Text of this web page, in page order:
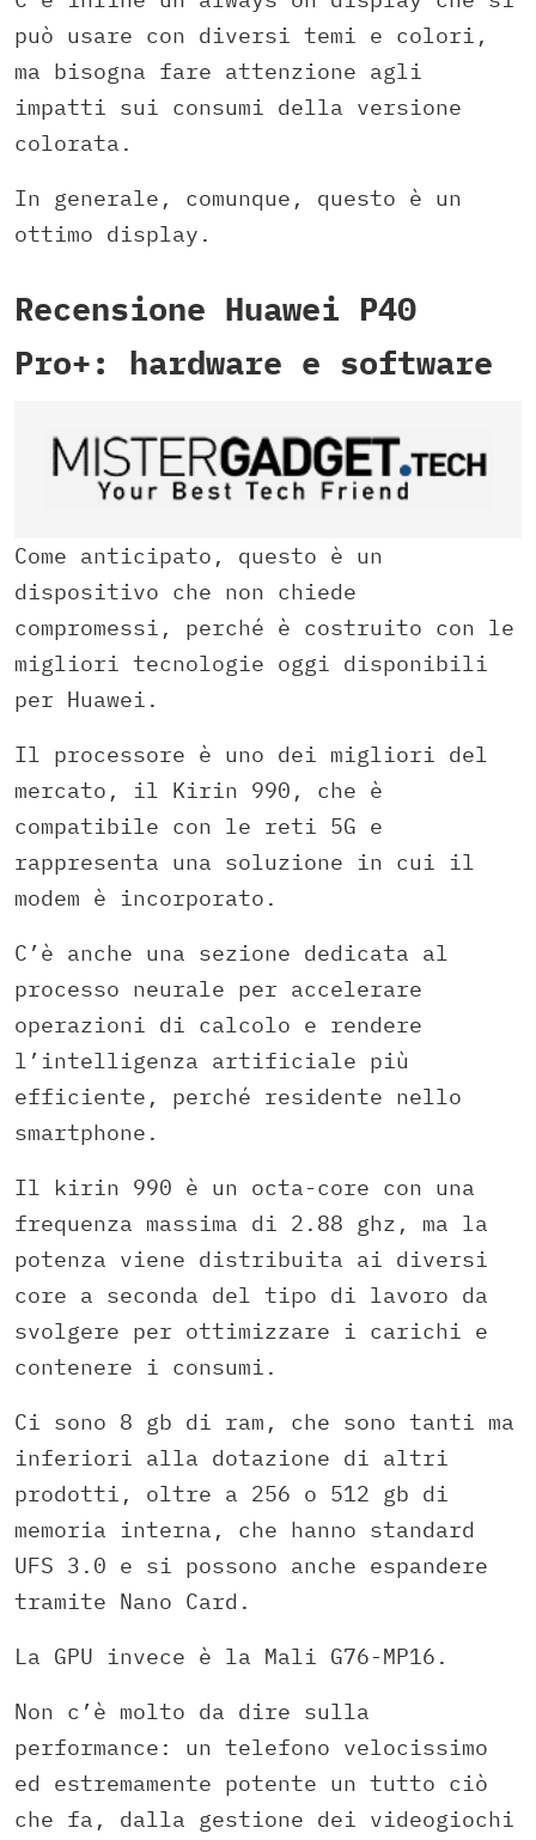
può usare con diversi temi e colori,
ma bisogna fare attenzione agli
impatti sui consumi della versione
colorata.
In generale, comunque, questo è un
ottimo display.
Recensione Huawei P40
Pro+: hardware e software
Come anticipato, questo è un
dispositivo che non chiede
compromessi, perché è costruito con le
migliori tecnologie oggi disponibili
per Huawei.
Il processore è uno dei migliori del
mercato, il Kirin 990, che è
compatibile con le reti 5G e
rappresenta una soluzione in cui il
modem è incorporato.
C’è anche una sezione dedicata al
processo neurale per accelerare
operazioni di calcolo e rendere
l’intelligenza artificiale più
efficiente, perché residente nello
smartphone.
Il kirin 990 è un octa-core con una
frequenza massima di 2.88 ghz, ma la
potenza viene distribuita ai diversi
core a seconda del tipo di lavoro da
svolgere per ottimizzare i carichi e
contenere i consumi.
Ci sono 8 gb di ram, che sono tanti ma
inferiori alla dotazione di altri
prodotti, oltre a 256 o 512 gb di
memoria interna, che hanno standard
UFS 3.0 e si possono anche espandere
tramite Nano Card.
La GPU invece è la Mali G76-MP16.
Non c’è molto da dire sulla
performance: un telefono velocissimo
ed estremamente potente un tutto ciò
che fa, dalla gestione dei videogiochi